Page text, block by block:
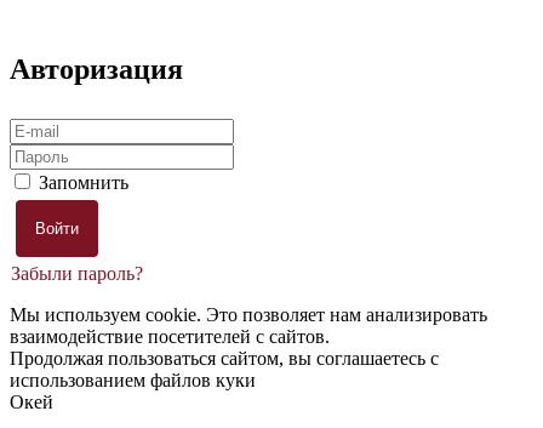
Авторизация
Запомнить
Забыли пароль?
Мы используем cookie. Это позволяет нам анализировать
взаимодействие посетителей с сайтов.
Продолжая пользоваться сайтом, вы соглашаетесь с
использованием файлов куки
Окей